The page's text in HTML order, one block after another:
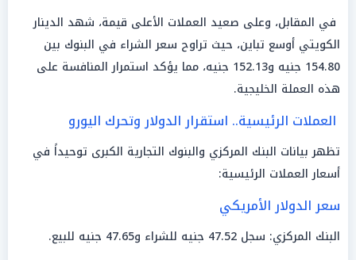
في المقابل، وعلى صعيد العملات الأعلى قيمة، شهد الدينار
الكويتي أوسع تباين، حيث تراوح سعر الشراء في البنوك بين
154.80 جنيه و152.13 جنيه، مما يؤكد استمرار المنافسة على
هذه العملة الخليجية.
العملات الرئيسية.. استقرار الدولار وتحرك اليورو
تظهر بيانات البنك المركزي والبنوك التجارية الكبرى توحيداً في
أسعار العملات الرئيسية:
سعر الدولار الأمريكي
البنك المركزي: سجل 47.52 جنيه للشراء و47.65 جنيه للبيع.